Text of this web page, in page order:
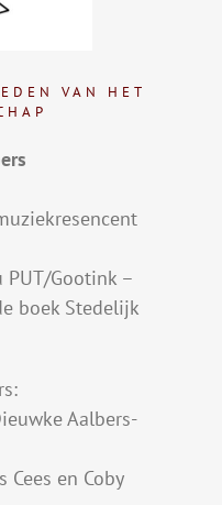
VAN HET
PUT/Gootink –
boek Stedelijk
Aalbers-
en Coby